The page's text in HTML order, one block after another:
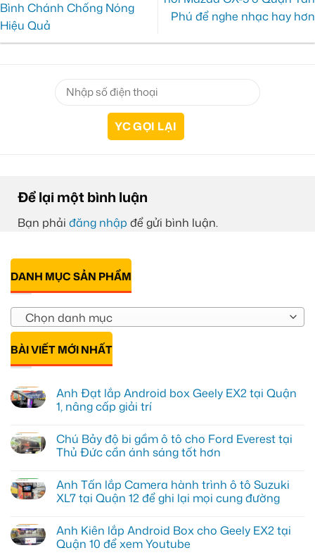
Bình Chánh Chống Nóng
Hiệu Quả
Phú để nghe nhạc hay hơn
Để lại một bình luận
Bạn phải đăng nhập để gửi bình luận.
DANH MỤC SẢN PHẨM
Chọn danh mục
BÀI VIẾT MỚI NHẤT
Anh Đạt lắp Android box Geely EX2 tại Quận
1, nâng cấp giải trí
bình
luận
ở
lắp
Android
box
tại
Quận
1,
Chú Bảy độ bi gầm ô tô cho Ford Everest tại
Thủ Đức cần ánh sáng tốt hơn
bình
luận
ở
độ
bi
gầm
Anh Tấn lắp Camera hành trình ô tô Suzuki
XL7 tại Quận 12 để ghi lại mọi cung đường
bình
luận
ở
Anh Kiên lắp Android Box cho Geely EX2 tại
Quận 10 để xem Youtube